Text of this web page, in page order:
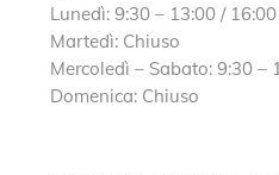
Lunedì: 9:30 – 13:00 /
Martedì: Chiuso
Mercoledì – Sabato: 9:30 –
Domenica: Chiuso